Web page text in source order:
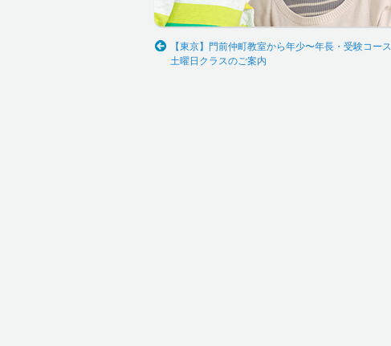
【東京】門前仲町教室から年少〜年長・受験コース
土曜日クラスのご案内